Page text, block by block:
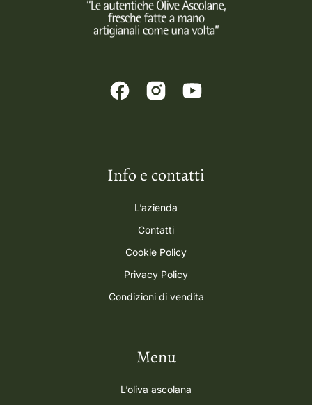
Info e contatti
L’azienda
Contatti
Cookie Policy
Privacy Policy
Condizioni di vendita
Menu
L’oliva ascolana